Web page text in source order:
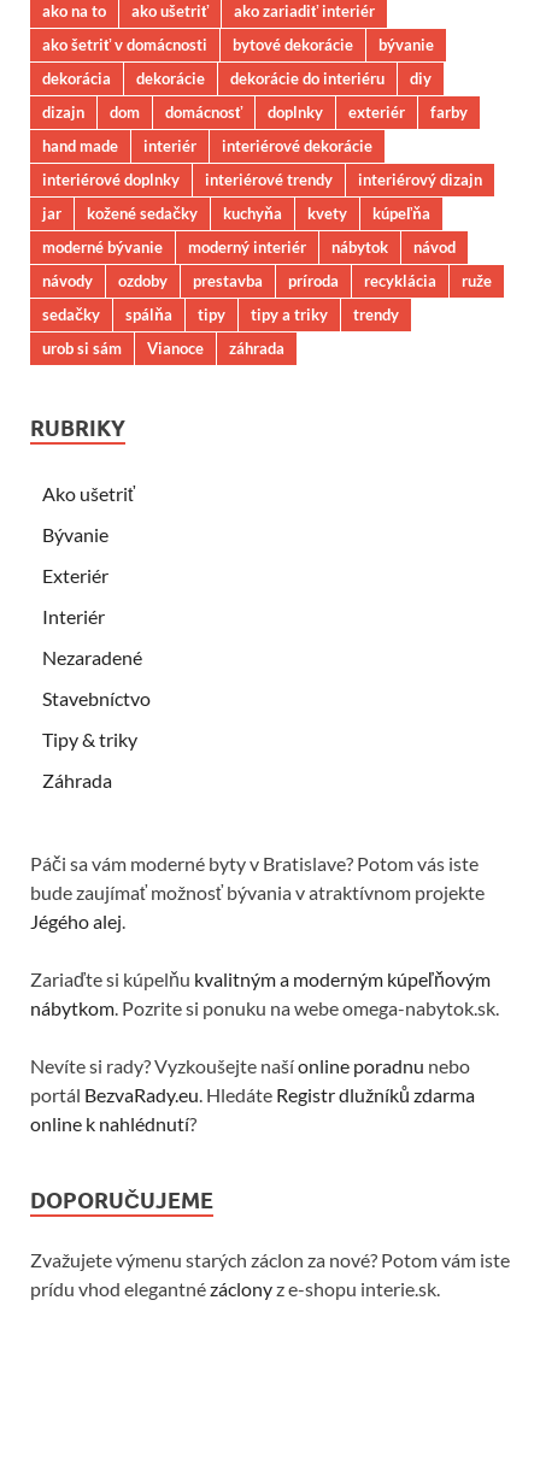
ako na to ako ušetriť
ako zariadiť interiér
ako šetriť v domácnosti
bytové dekorácie
bývanie
dekorácia
dekorácie dekorácie do interiéru
diy
dizajn
dom domácnosť doplnky exteriér
farby
hand made
interiér
interiérové dekorácie
interiérové doplnky
interiérové trendy
interiérový dizajn
jar
kožené sedačky kuchyňa kvety
kúpeľňa
moderné bývanie
moderný interiér nábytok
návod
návody
ozdoby prestavba príroda recyklácia
ruže
sedačky
spálňa tipy tipy a triky
trendy
urob si sám
Vianoce záhrada
RUBRIKY
Ako ušetriť
Bývanie
Exteriér
Interiér
Nezaradené
Stavebníctvo
Tipy & triky
Záhrada
Páči sa vám moderné byty v Bratislave? Potom vás iste
bude zaujímať možnosť bývania v atraktívnom projekte
Jégého alej.
Zariaďte si kúpelňu kvalitným a moderným kúpeľňovým
nábytkom. Pozrite si ponuku na webe omega-nabytok.sk.
Nevíte si rady? Vyzkoušejte našíonline poradnu nebo
portál BezvaRady.eu. Hledáte Registr dlužníků zdarma
online k nahlédnutí?
DOPORUČUJEME
Zvažujete výmenu starých záclon za nové? Potom vám iste
prídu vhod elegantnézáclonyz e-shopu interie.sk.